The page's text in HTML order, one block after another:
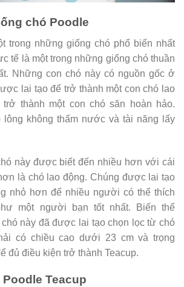
chó Poodle
trong những giống chó phổ biến nhất
tế là một trong những giống chó thuần
Những con chó này có nguồn gốc ở
lai tạo để trở thành một con chó lao
thành một con chó săn hoàn hảo.
lông không thấm nước và tài năng lấy
này được biết đến nhiều hơn với cái
là chó lao động. Chúng được lai tạo
nhỏ hơn để nhiều người có thể thích
một người bạn tốt nhất. Biến thể
chó này đã được lai tạo chọn lọc từ chó
có chiều cao dưới 23 cm và trọng
đủ điều kiện trở thành Teacup.
Teacup